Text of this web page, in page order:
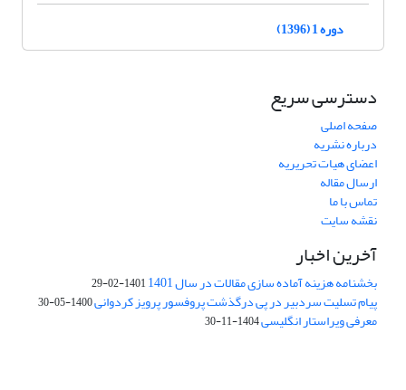
دوره 1 (1396)
دسترسی سریع
صفحه اصلی
درباره نشریه
اعضای هیات تحریریه
ارسال مقاله
تماس با ما
نقشه سایت
آخرین اخبار
بخشنامه هزینه آماده سازی مقالات در سال 1401 1401-02-29
پیام تسلیت سردبیر در پی درگذشت پروفسور پرویز کردوانی1400-05-30
معرفی ویراستار انگلیسی1404-11-30